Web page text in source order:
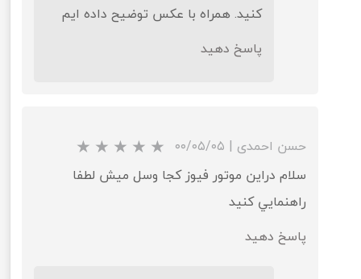
کنید. همراه با عکس توضیح داده ایم
پاسخ دهید
حسن احمدی | ۰۰/۰۵/۰۵
سلام دراين موتور فيوز کجا وسل ميش لطفا
راهنمايي کنيد
پاسخ دهید